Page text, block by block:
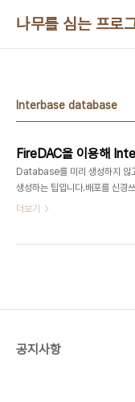
나무를 심는 프로
Interbase database
Database를 미리 생성하지 않
생성하는 팁입니다.배포를 신경
사용하니 매우 편할 것 같네요^^
더보기
공지사항